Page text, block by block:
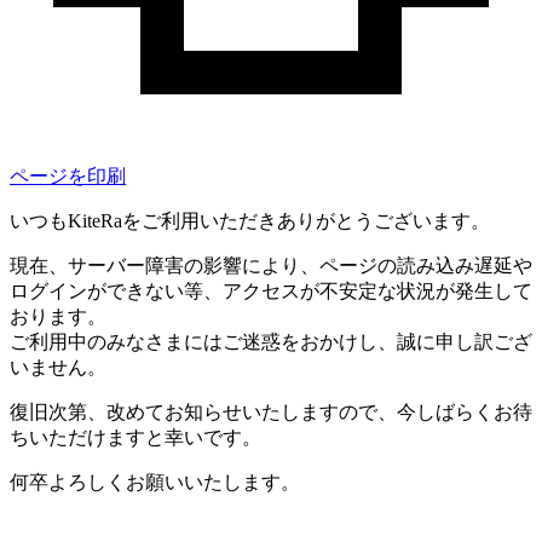
ページを印刷
いつもKiteRaをご利用いただきありがとうございます。
現在、サーバー障害の影響により、ページの読み込み遅延や
ログインができない等、アクセスが不安定な状況が発生して
おります。
ご利用中のみなさまにはご迷惑をおかけし、誠に申し訳ござ
いません。
復旧次第、改めてお知らせいたしますので、今しばらくお待
ちいただけますと幸いです。
何卒よろしくお願いいたします。